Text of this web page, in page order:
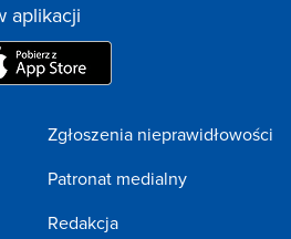
aplikacji
Zgłoszenia nieprawidłowości
Patronat medialny
Redakcja